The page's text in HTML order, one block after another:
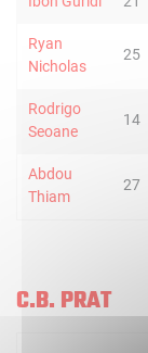
Ryan
Nicholas
25
Rodrigo
Seoane
14
Abdou
Thiam
27
C.B. PRAT